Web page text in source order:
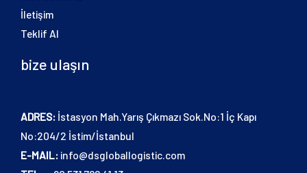
İletişim
Teklif Al
bize ulaşın
ADRES: İstasyon Mah.Yarış Çıkmazı Sok.No:1 İç Kapı
No:204/2 İstim/İstanbul
E-MAIL: info@dsgloballogistic.com